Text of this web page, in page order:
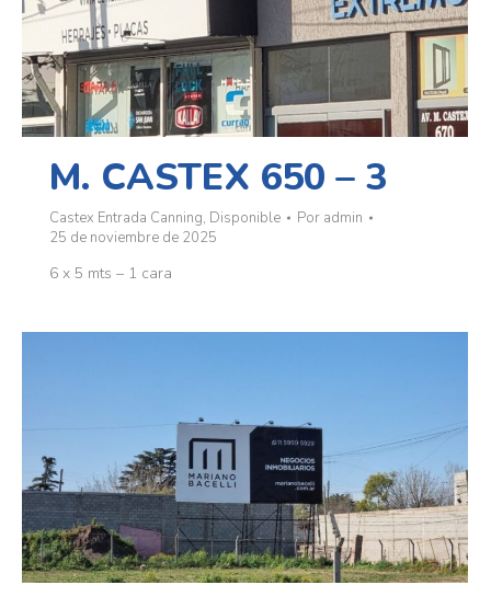
M. CASTEX 650 – 3
Castex Entrada Canning, Disponible Por admin
25 de noviembre de 2025
6 x 5 mts – 1 cara